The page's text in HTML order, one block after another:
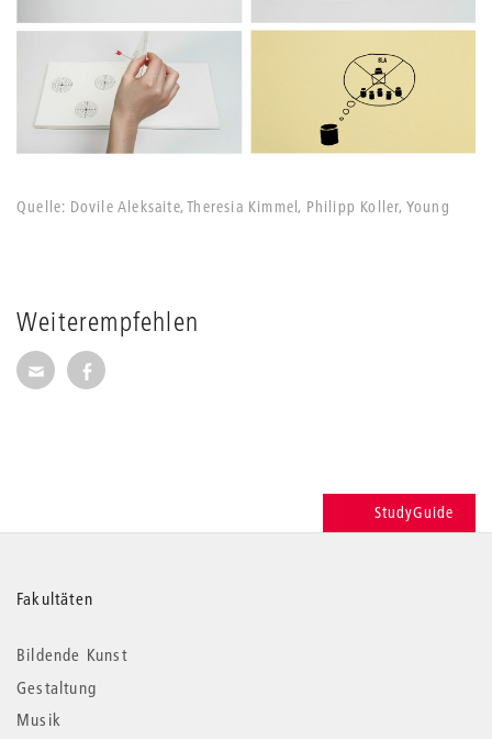
Weiterempfehlen
Seite per E-Mail weiterempfehlen
Seite auf Facebook weiterempfehlen
Quelle: Dovile Aleksaite, Theresia Kimmel, ­Philipp Koller, Young
StudyGuide
Weitere
Informationen
Fakultäten
Bildende Kunst
Gestaltung
Musik